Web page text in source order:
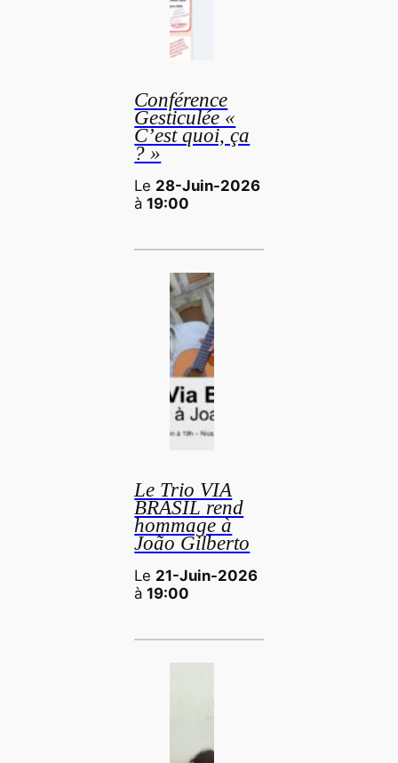
Conférence
Gesticulée «
C’est quoi, ça
? »
Le 28-Juin-2026
à19:00
Le Trio VIA
BRASIL rend
hommage à
João Gilberto
Le 21-Juin-2026
à19:00